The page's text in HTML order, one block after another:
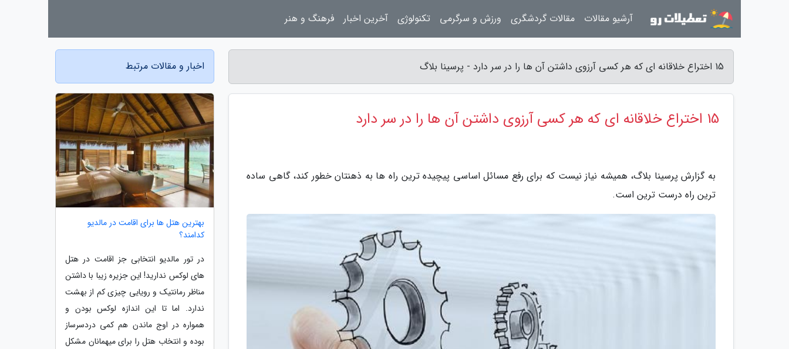
15 اختراع خلاقانه ای که هر کسی آرزوی داشتن آن ها را در سر دارد - پرسینا بلاگ
15 اختراع خلاقانه ای که هر کسی آرزوی داشتن آن ها را در سر دارد
به گزارش پرسینا بلاگ، همیشه نیاز نیست که برای رفع مسائل اساسی پیچیده ترین راه ها به ذهنتان خطور کند، گاهی ساده
ترین راه درست ترین است.
اخبار و مقالات مرتبط
بهترین هتل ها برای اقامت در مالدیو
کدامند؟
در تور مالدیو انتخابی جز اقامت در هتل
های لوکس ندارید! این جزیره زیبا با داشتن
مناظر رمانتیک و رویایی چیزی کم از بهشت
ندارد. اما تا این اندازه لوکس بودن و
همواره در اوج ماندن هم کمی دردسرساز
بوده و انتخاب هتل را برای میهمانان مشکل
آرشیو مقالات مقالات گردشگری ورزش و سرگرمی تکنولوژی آخرین اخبار فرهنگ و هنر